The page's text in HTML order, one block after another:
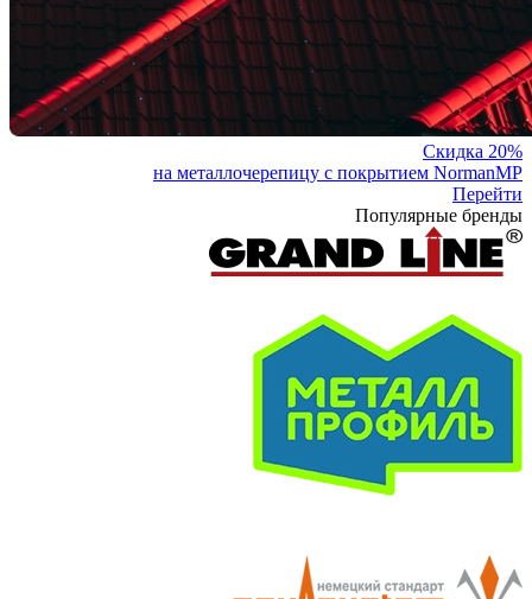
Скидка 20%
на металлочерепицу с покрытием NormanMP
Перейти
Популярные бренды